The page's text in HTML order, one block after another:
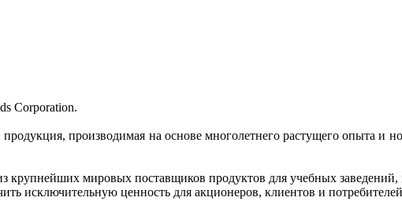
Corporation.
производимая на основе многолетнего растущего опыта и
крупнейших мировых поставщиков продуктов для учебных
исключительную ценность для акционеров, клиентов и